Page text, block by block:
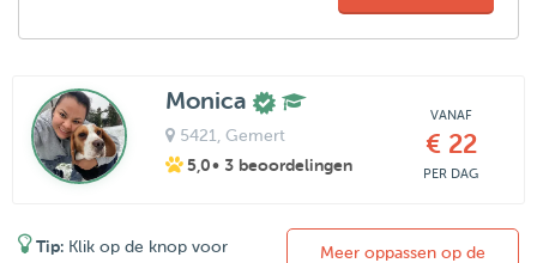
Monica
5421 , Gemert
5,0• 3 beoordelingen
VANAF
€ 22
PER DAG
Tip: Klik op de knop voor
Meer oppassen op de